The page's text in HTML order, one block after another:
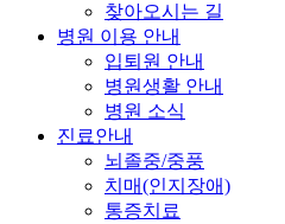
찾아오시는 길
병원 이용 안내
입퇴원 안내
병원생활 안내
병원 소식
진료안내
뇌졸중/중풍
치매(인지장애)
통증치료